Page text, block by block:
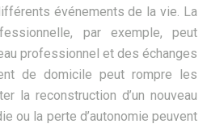
événements de la vie. La
par exemple, peut
professionnel et des échanges
de domicile peut rompre les
la reconstruction d’un nouveau
ou la perte d’autonomie peuvent